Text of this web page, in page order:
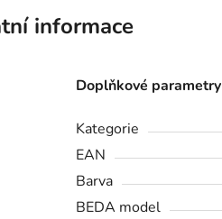
informace
Doplňkové parametry
Kategorie
EAN
Barva
BEDA model